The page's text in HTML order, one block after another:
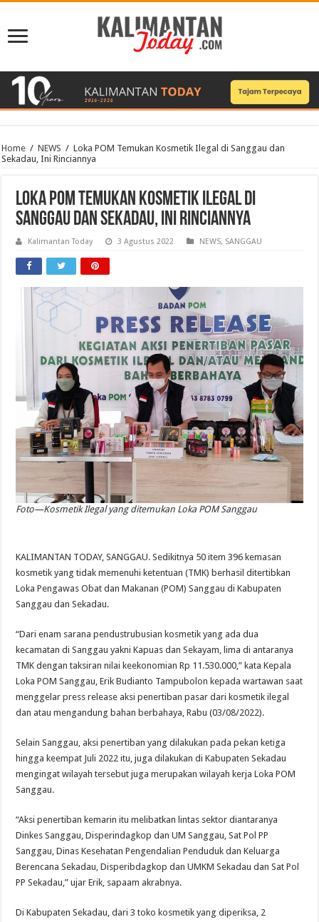
Home / NEWS / Loka POM Temukan Kosmetik Ilegal di Sanggau dan
Sekadau, Ini Rinciannya
Loka POM Temukan Kosmetik Ilegal di
Sanggau dan Sekadau, Ini Rinciannya
Kalimantan Today 3 Agustus 2022 NEWS, SANGGAU
Foto—Kosmetik Ilegal yang ditemukan Loka POM Sanggau
KALIMANTAN TODAY, SANGGAU. Sedikitnya 50 item 396 kemasan
kosmetik yang tidak memenuhi ketentuan (TMK) berhasil ditertibkan
Loka Pengawas Obat dan Makanan (POM) Sanggau di Kabupaten
Sanggau dan Sekadau.
“Dari enam sarana pendustrubusian kosmetik yang ada dua
kecamatan di Sanggau yakni Kapuas dan Sekayam, lima di antaranya
TMK dengan taksiran nilai keekonomian Rp 11.530.000,” kata Kepala
Loka POM Sanggau, Erik Budianto Tampubolon kepada wartawan saat
menggelar press release aksi penertiban pasar dari kosmetik ilegal
dan atau mengandung bahan berbahaya, Rabu (03/08/2022).
Selain Sanggau, aksi penertiban yang dilakukan pada pekan ketiga
hingga keempat Juli 2022 itu, juga dilakukan di Kabupaten Sekadau
mengingat wilayah tersebut juga merupakan wilayah kerja Loka POM
Sanggau.
“Aksi penertiban kemarin itu melibatkan lintas sektor diantaranya
Dinkes Sanggau, Disperindagkop dan UM Sanggau, Sat Pol PP
Sanggau, Dinas Kesehatan Pengendalian Penduduk dan Keluarga
Berencana Sekadau, Disperibdagkop dan UMKM Sekadau dan Sat Pol
PP Sekadau,” ujar Erik, sapaam akrabnya.
Di Kabupaten Sekadau, dari 3 toko kosmetik yang diperiksa, 2